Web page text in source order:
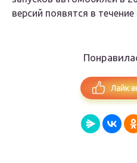
версий появятся в
Лайк